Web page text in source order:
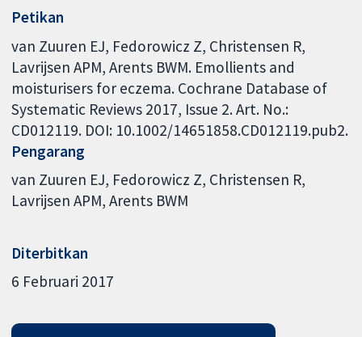
Petikan
van Zuuren EJ, Fedorowicz Z, Christensen R,
Lavrijsen APM, Arents BWM. Emollients and
moisturisers for eczema. Cochrane Database of
Systematic Reviews 2017, Issue 2. Art. No.:
CD012119. DOI: 10.1002/14651858.CD012119.pub2.
Pengarang
van Zuuren EJ Fedorowicz Z Christensen R
Lavrijsen APM Arents BWM
Diterbitkan
6 Februari 2017